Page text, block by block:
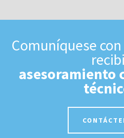
Comuníquese
asesoramiento